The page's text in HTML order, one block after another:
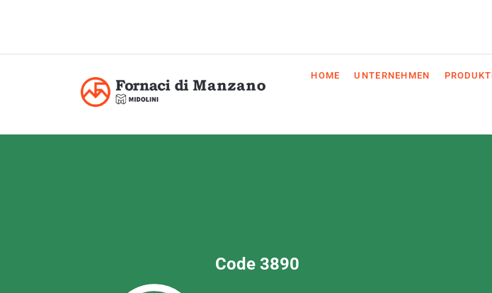
HOME UNTERNEHMEN
Code 3890